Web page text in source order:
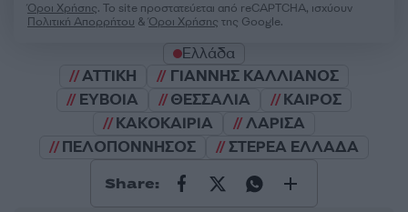
Όροι Χρήσης. Το site προστατεύεται από reCAPTCHA, ισχύουν
Πολιτική Απορρήτου &Όροι Χρήσης της Google.
Ελλάδα
ΑΤΤΙΚΗ
ΓΙΑΝΝΗΣ ΚΑΛΛΙΑΝΟΣ
ΕΥΒΟΙΑ
ΘΕΣΣΑΛΙΑ
ΚΑΙΡΟΣ
ΚΑΚΟΚΑΙΡΙΑ
ΛΑΡΙΣΑ
ΠΕΛΟΠΟΝΝΗΣΟΣ
ΣΤΕΡΕΑ ΕΛΛΑΔΑ
Share: